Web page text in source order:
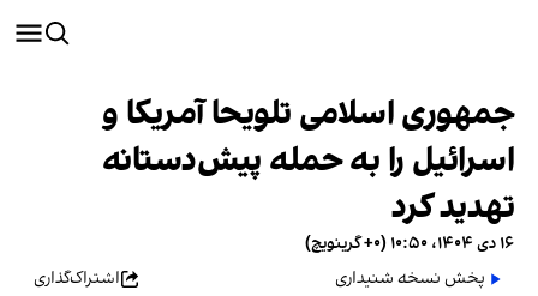
جمهوری اسلامی تلویحا آمریکا و
اسرائیل را به حمله پیش‌دستانه
تهدید کرد
۱۶ دی ۱۴۰۴، ۱۰:۵۰ (‎+۰ گرینویچ)
پخش نسخه شنیداری
اشتراک‌گذاری